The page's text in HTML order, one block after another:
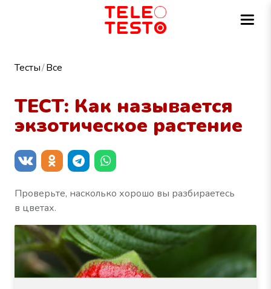
Тесты Все
ТЕСТ: Как называется
экзотическое растение
Проверьте, насколько хорошо вы разбираетесь
в цветах.